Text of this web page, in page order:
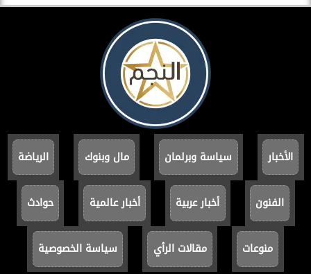
الأخبار سياسة وبرلمان مال وبنوك الرياضة
الفنون أخبار عربية أخبار عالمية حوادث
منوعات مقالات الرأي سياسة الخصوصية